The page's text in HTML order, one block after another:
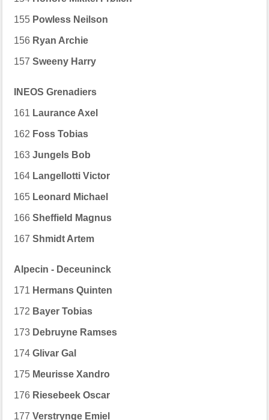
155 Powless Neilson
156 Ryan Archie
157Sweeny Harry
INEOS Grenadiers
161 Laurance Axel
162 Foss Tobias
163Jungels Bob
164 Langellotti Victor
165 Leonard Michael
166Sheffield Magnus
167Shmidt Artem
Alpecin - Deceuninck
171 Hermans Quinten
172 Bayer Tobias
173 Debruyne Ramses
174Glivar Gal
175 Meurisse Xandro
176 Riesebeek Oscar
177Verstrynge Emiel